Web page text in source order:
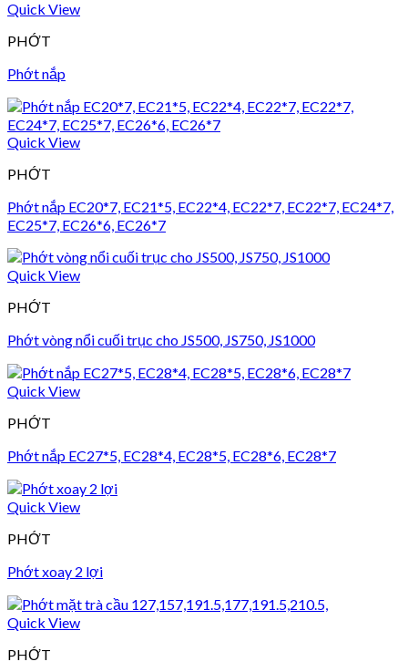
Quick View
PHỚT
Phớt nắp
Quick View
PHỚT
Phớt nắp EC20*7, EC21*5, EC22*4, EC22*7, EC22*7, EC24*7,
EC25*7, EC26*6, EC26*7
Quick View
PHỚT
Phớt vòng nổi cuối trục cho JS500, JS750, JS1000
Quick View
PHỚT
Phớt nắp EC27*5, EC28*4, EC28*5, EC28*6, EC28*7
Quick View
PHỚT
Phớt xoay 2 lợi
Quick View
PHỚT